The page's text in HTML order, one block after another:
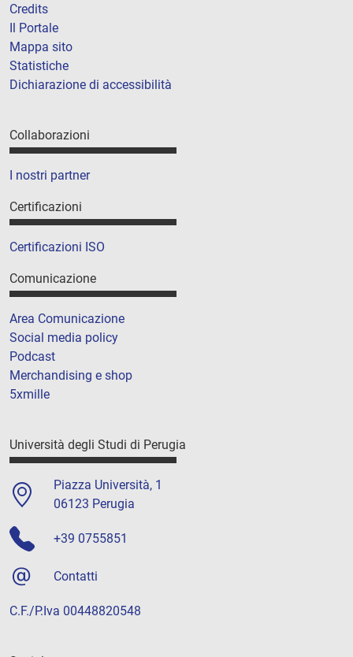
Credits
Il Portale
Mappa sito
Statistiche
Dichiarazione di accessibilità
Collaborazioni
I nostri partner
Certificazioni
Certificazioni ISO
Comunicazione
Area Comunicazione
Social media policy
Podcast
Merchandising e shop
5xmille
Università degli Studi di Perugia
Piazza Università, 1
06123 Perugia
+39 0755851
Contatti
C.F./P.Iva 00448820548